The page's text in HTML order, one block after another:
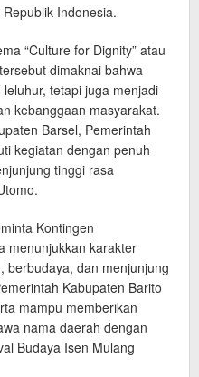
Indonesia.
“Culture for Dignity” atau
dimaknai bahwa
tetapi juga menjadi
kebanggaan masyarakat.
Barsel, Pemerintah
kegiatan dengan penuh
tinggi rasa
Kontingen
menunjukkan karakter
berbudaya, dan menjunjung
Kabupaten Barito
mampu memberikan
nama daerah dengan
Budaya Isen Mulang